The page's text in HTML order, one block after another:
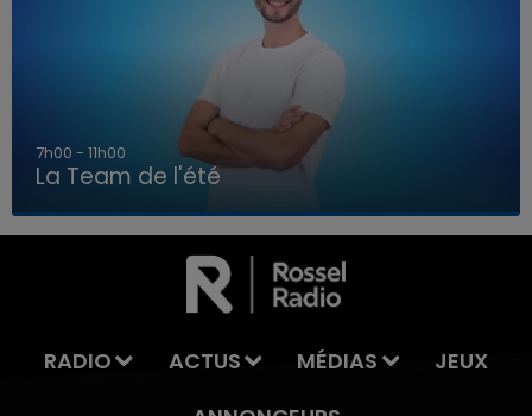
LA TEAM DE L'ÉTÉ
7h00 - 11h00
La Team de l'été
RADIO ACTUS MÉDIAS
JEUX